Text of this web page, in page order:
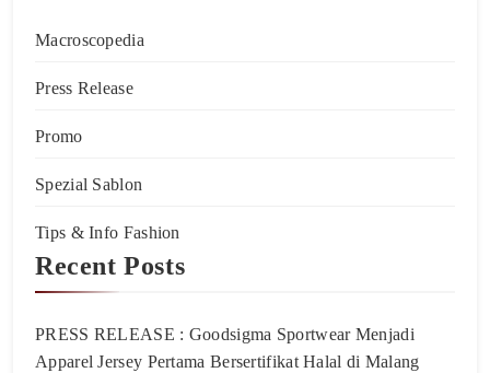
Macroscopedia
Press Release
Promo
Spezial Sablon
Tips & Info Fashion
Recent Posts
PRESS RELEASE : Goodsigma Sportwear Menjadi
Apparel Jersey Pertama Bersertifikat Halal di Malang